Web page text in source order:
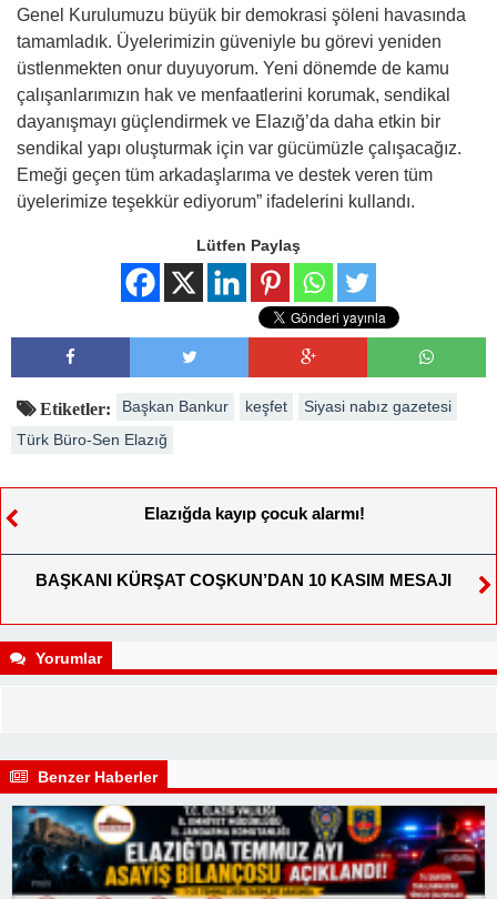
Genel Kurulumuzu büyük bir demokrasi şöleni havasında
tamamladık. Üyelerimizin güveniyle bu görevi yeniden
üstlenmekten onur duyuyorum. Yeni dönemde de kamu
çalışanlarımızın hak ve menfaatlerini korumak, sendikal
dayanışmayı güçlendirmek ve Elazığ’da daha etkin bir
sendikal yapı oluşturmak için var gücümüzle çalışacağız.
Emeği geçen tüm arkadaşlarıma ve destek veren tüm
üyelerimize teşekkür ediyorum” ifadelerini kullandı.
Lütfen Paylaş
Etiketler: Başkan Bankur keşfet
Siyasi nabız gazetesi
Türk Büro-Sen Elazığ
Elazığda kayıp çocuk alarmı!
BAŞKANI KÜRŞAT COŞKUN’DAN 10 KASIM MESAJI
Yorumlar
Benzer Haberler